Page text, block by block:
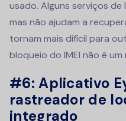
usado. Alguns serviços
mas não ajudam a
tornam mais difícil para
bloqueio do IMEI não é
#6: Aplicativo
rastreador de
integrado